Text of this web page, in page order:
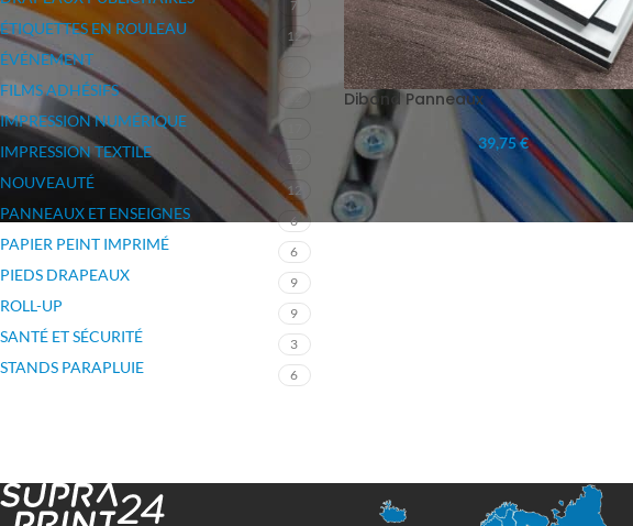
7
ÉTIQUETTES EN ROULEAU 12
ÉVÉNEMENT
FILMS ADHÉSIFS
IMPRESSION NUMÉRIQUE
IMPRESSION TEXTILE 12
NOUVEAUTÉ 12
PANNEAUX ET ENSEIGNES 6
PAPIER PEINT IMPRIMÉ 6
PIEDS DRAPEAUX 9
ROLL-UP 9
SANTÉ ET SÉCURITÉ 3
STANDS PARAPLUIE 6
Dibond Panneaux
39,75 €